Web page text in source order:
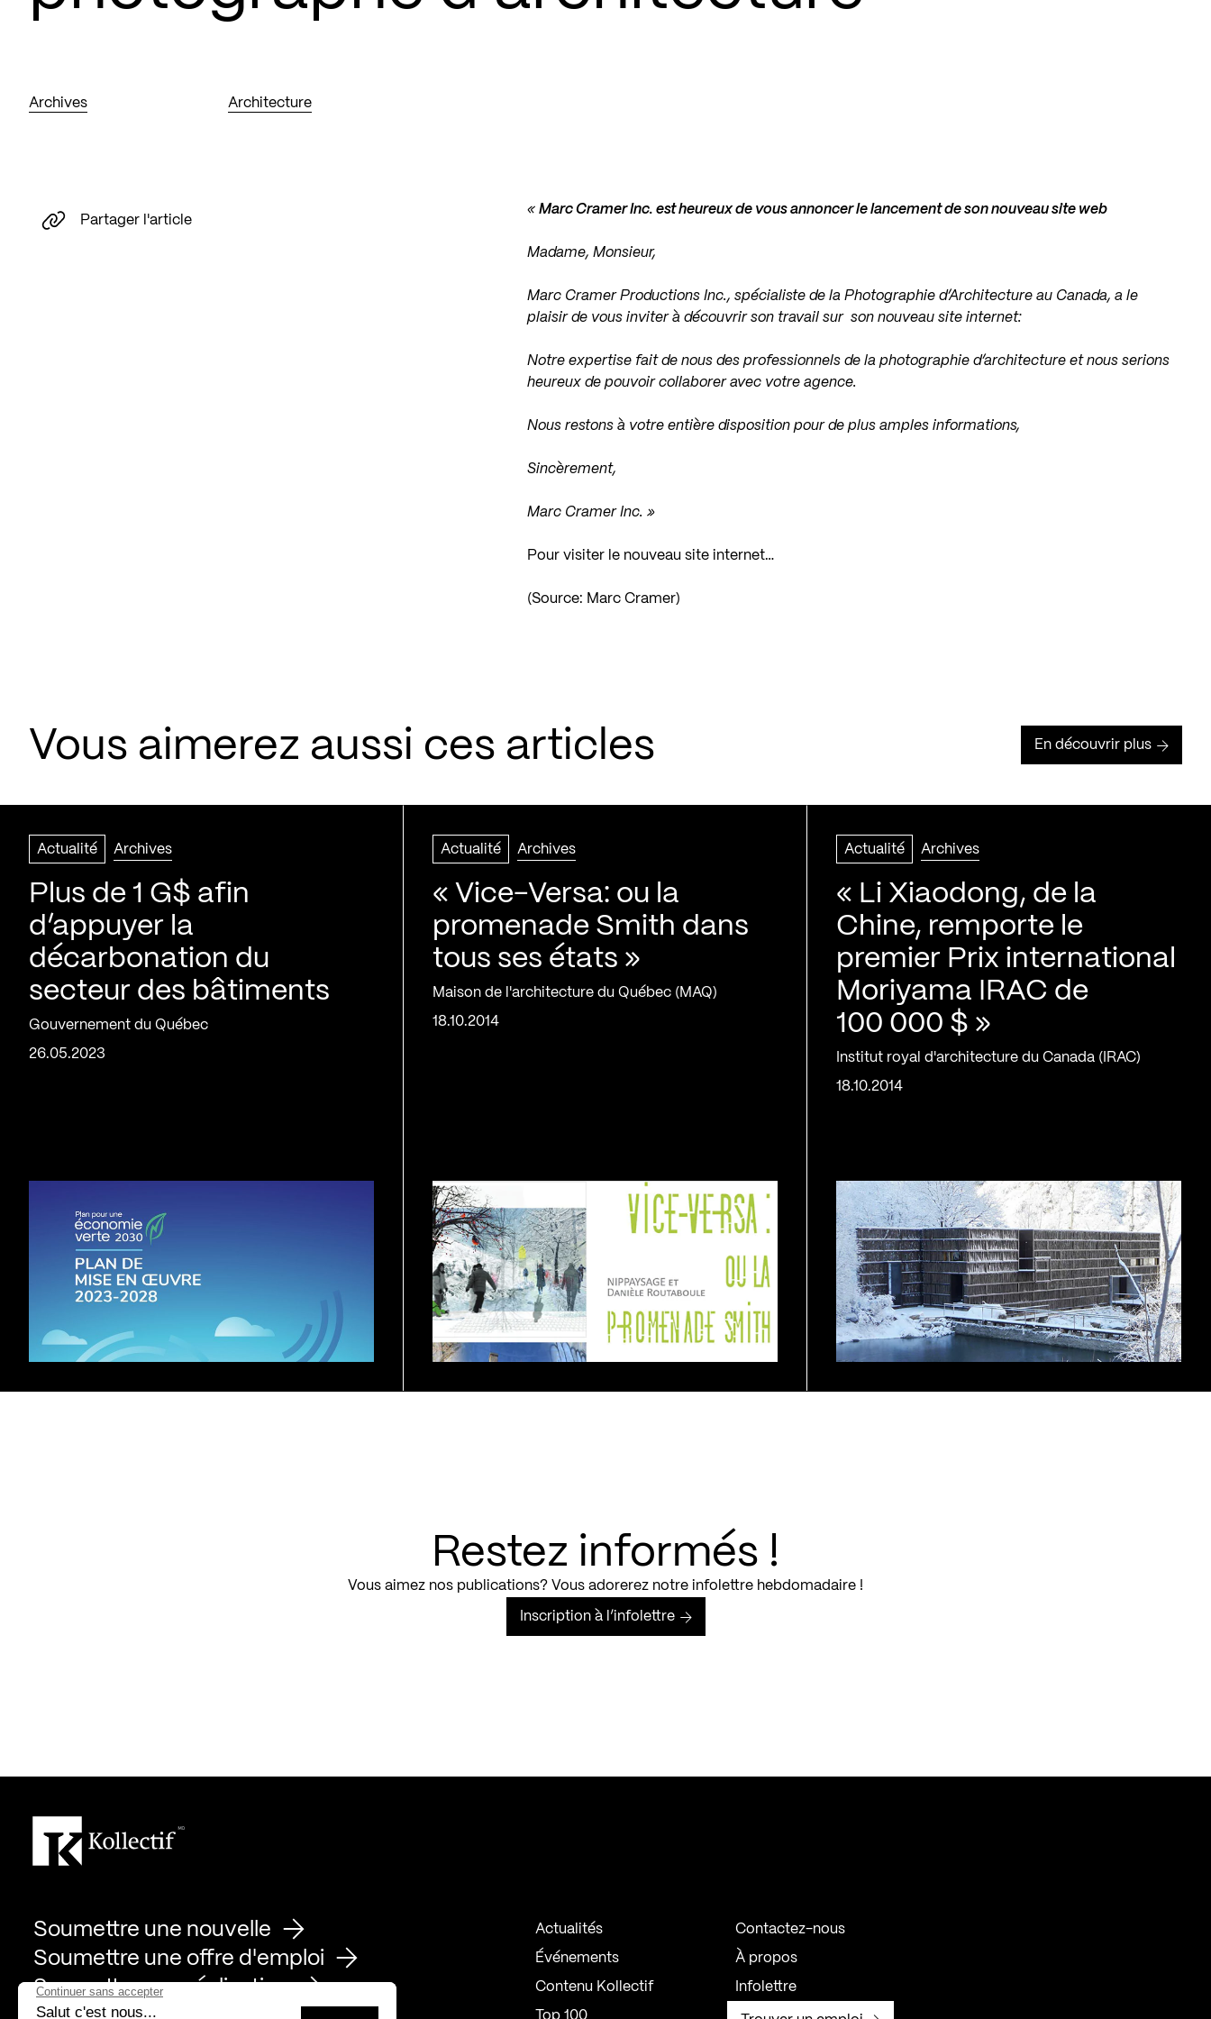
Archives Architecture
«Marc Cramer Inc. est heureux de vous annoncer le lancement de son nouveau site web
Madame, Monsieur,
Marc Cramer Productions Inc., spécialiste de la Photographie d’Architecture au Canada, a le
plaisir de vous inviter à découvrir son travail sur son nouveau site internet:
Notre expertise fait de nous des professionnels de la photographie d’architecture et nous serions
heureux de pouvoir collaborer avec votre agence.
Nous restons à votre entière disposition pour de plus amples informations,
Sincèrement,
Marc Cramer Inc. »
Pour visiter le nouveau site internet…
(Source: Marc Cramer)
Partager l'article
Vous aimerez aussi ces articles En découvrir plus
Actualité Archives
Plus de 1 G$ afin
d’appuyer la
décarbonation du
secteur des bâtiments
Gouvernement du Québec
26.05.2023
Actualité Archives
« Vice-Versa: ou la
promenade Smith dans
tous ses états »
Maison de l'architecture du Québec (MAQ)
18.10.2014
Actualité Archives
« Li Xiaodong, de la
Chine, remporte le
premier Prix international
Moriyama IRAC de
100 000 $ »
Institut royal d'architecture du Canada (IRAC)
18.10.2014
Restez informés !
Vous aimez nos publications? Vous adorerez notre infolettre hebdomadaire !
Inscription à l’infolettre
Soumettre une nouvelle
Soumettre une offre d'emploi
Soumettre une réalisation
Actualités
Événements
Contenu Kollectif
Top 100
Contactez-nous
À propos
Infolettre